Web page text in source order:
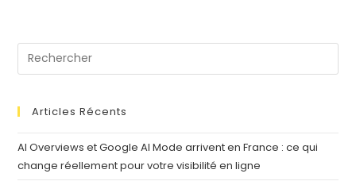
Articles Récents
AI Overviews et Google AI Mode arrivent en France : ce qui
change réellement pour votre visibilité en ligne